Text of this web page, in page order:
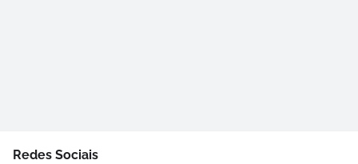
Redes Sociais